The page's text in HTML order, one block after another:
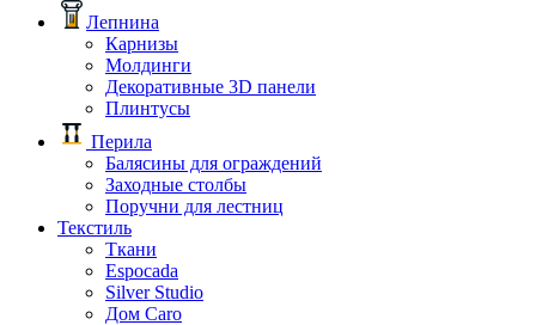
Лепнина
Карнизы
Молдинги
Декоративные 3D панели
Плинтусы
Перила
Балясины для ограждений
Заходные столбы
Поручни для лестниц
Текстиль
Ткани
Espocada
Silver Studio
Дом Caro